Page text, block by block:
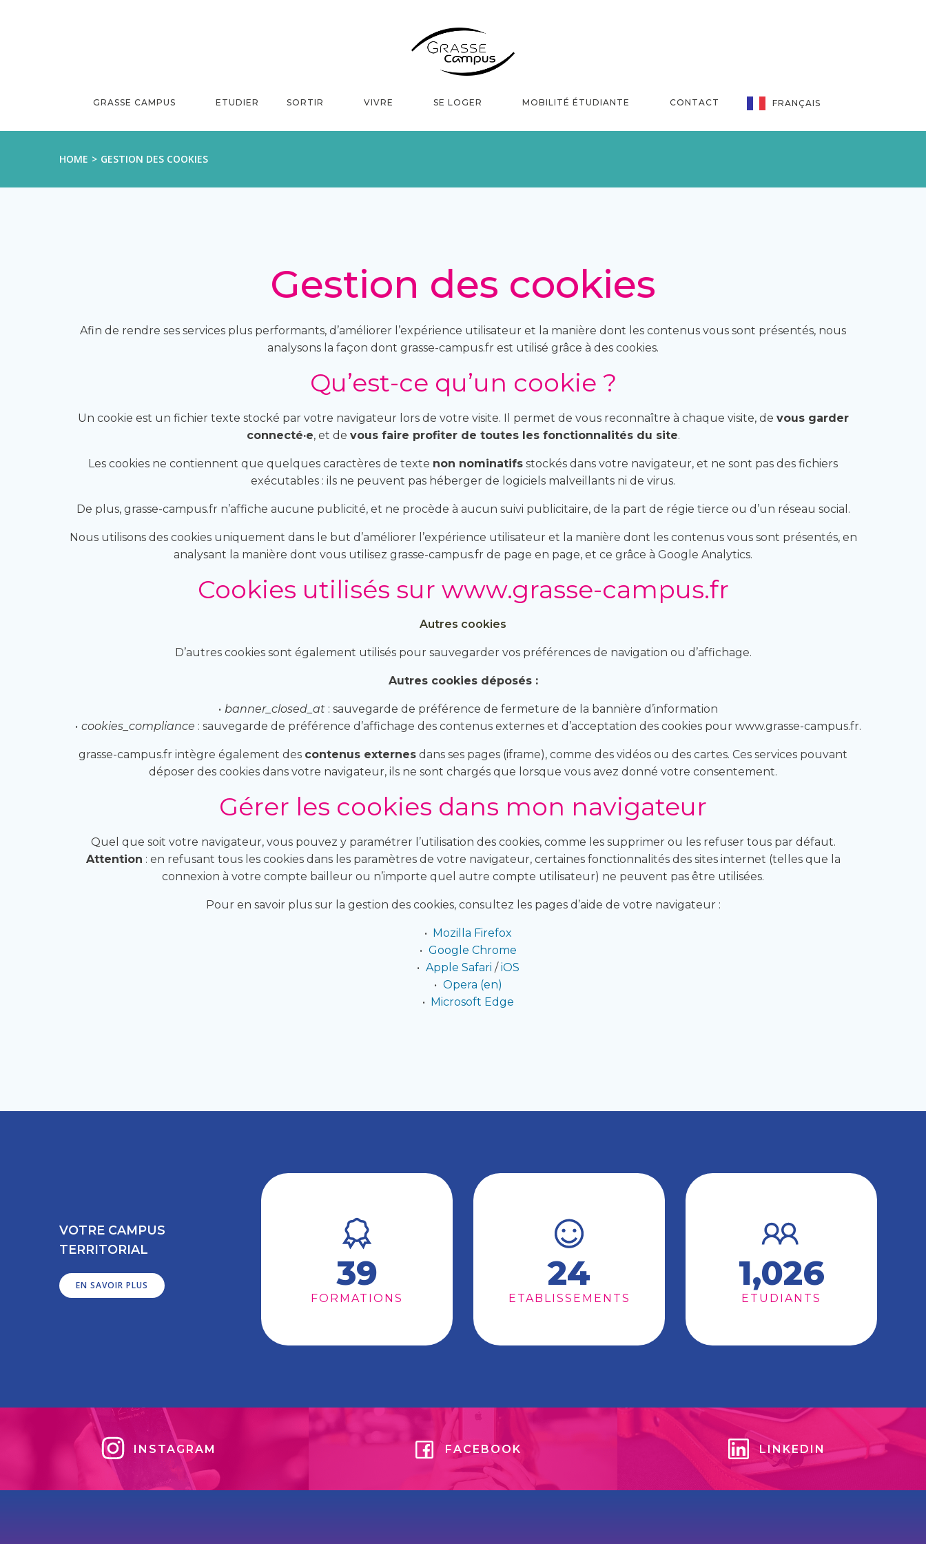
GRASSE CAMPUS ETUDIER SORTIR VIVRE SE LOGER MOBILITÉ ÉTUDIANTE CONTACT FRANÇAIS
HOME GESTION DES COOKIES
Gestion des cookies
Afin de rendre ses services plus performants, d’améliorer l’expérience utilisateur et la manière dont les contenus vous sont présentés, nous
analysons la façon dont grasse-campus.fr est utilisé grâce à des cookies.
Qu’est-ce qu’un cookie ?
Un cookie est un fichier texte stocké par votre navigateur lors de votre visite. Il permet de vous reconnaître à chaque visite, de vous garder
connecté·e, et de vous faire profiter de toutes les fonctionnalités du site.
Les cookies ne contiennent que quelques caractères de texte non nominatifs stockés dans votre navigateur, et ne sont pas des fichiers
exécutables : ils ne peuvent pas héberger de logiciels malveillants ni de virus.
De plus, grasse-campus.fr n’affiche aucune publicité, et ne procède à aucun suivi publicitaire, de la part de régie tierce ou d’un réseau social.
Nous utilisons des cookies uniquement dans le but d’améliorer l’expérience utilisateur et la manière dont les contenus vous sont présentés, en
analysant la manière dont vous utilisez grasse-campus.fr de page en page, et ce grâce à Google Analytics.
Cookies utilisés sur www.grasse-campus.fr
Autres cookies
D’autres cookies sont également utilisés pour sauvegarder vos préférences de navigation ou d’affichage.
Autres cookies déposés :
banner_closed_at: sauvegarde de préférence de fermeture de la bannière d’information
cookies_compliance : sauvegarde de préférence d’affichage des contenus externes et d’acceptation des cookies pour www.grasse-campus.fr.
grasse-campus.fr intègre également des contenus externes dans ses pages (iframe), comme des vidéos ou des cartes. Ces services pouvant
déposer des cookies dans votre navigateur, ils ne sont chargés que lorsque vous avez donné votre consentement.
Gérer les cookies dans mon navigateur
Quel que soit votre navigateur, vous pouvez y paramétrer l’utilisation des cookies, comme les supprimer ou les refuser tous par défaut.
Attention : en refusant tous les cookies dans les paramètres de votre navigateur, certaines fonctionnalités des sites internet (telles que la
connexion à votre compte bailleur ou n’importe quel autre compte utilisateur) ne peuvent pas être utilisées.
Pour en savoir plus sur la gestion des cookies, consultez les pages d’aide de votre navigateur :
Mozilla Firefox
Google Chrome
Apple Safari /iOS
Opera (en)
Microsoft Edge
VOTRE CAMPUS
TERRITORIAL
EN SAVOIR PLUS 39
FORMATIONS
24
ETABLISSEMENTS
1,026
ETUDIANTS
INSTAGRAM FACEBOOK LINKEDIN